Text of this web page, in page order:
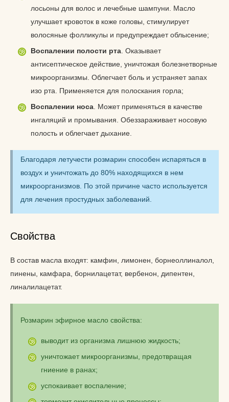
лосьоны для волос и лечебные шампуни. Масло
улучшает кровоток в коже головы, стимулирует
волосяные фолликулы и предупреждает облысение;
Воспалении полости рта . Оказывает
антисептическое действие, уничтожая болезнетворные
микроорганизмы. Облегчает боль и устраняет запах
изо рта. Применяется для полоскания горла;
Воспалении носа . Может применяться в качестве
ингаляций и промывания. Обеззараживает носовую
полость и облегчает дыхание.
Благодаря летучести розмарин способен испаряться в
воздух и уничтожать до 80% находящихся в нем
микроорганизмов. По этой причине часто используется
для лечения простудных заболеваний.
Свойства
В состав масла входят: камфин, лимонен, борнеоллиналол,
пинены, камфара, борнилацетат, вербенон, дипентен,
линалилацетат.
Розмарин эфирное масло свойства:
выводит из организма лишнюю жидкость;
уничтожает микроорганизмы, предотвращая
гниение в ранах;
успокаивает воспаление;